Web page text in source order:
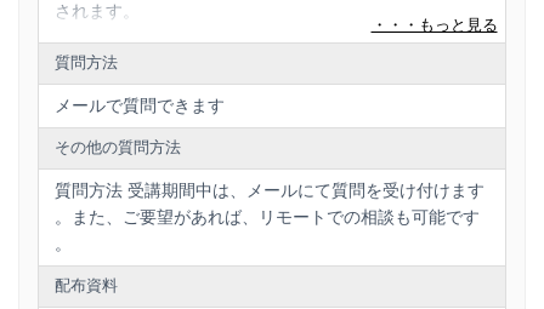
されます。
＊100人を超える利用の場合は、別途お見積りいたしま
す。ご連絡ください。
★1社で10名以上受講ご希望の方は、下記からお問い合
わせください。
https://shop.deliveru.jp/bulkorder
質問方法
メールで質問できます
その他の質問方法
質問方法 受講期間中は、メールにて質問を受け付けます
。また、ご要望があれば、リモートでの相談も可能です
。
配布資料